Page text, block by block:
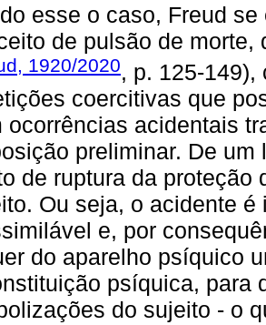
esse o caso, Freud
de pulsão de
1920/2020, p. 125-149),
coercitivas que
ocorrências acidentais
preliminar. De
de ruptura da proteção
Ou seja, o acidente
e, por
do aparelho psíquico
psíquica, para
do sujeito - o